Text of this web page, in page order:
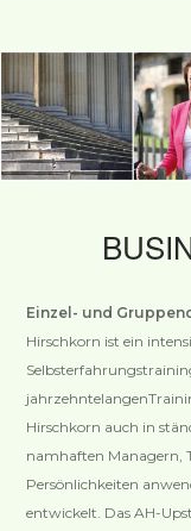
Einzel- und
Hirschkorn ist ein
Hirschkorn auch in
namhaften Managern,
Persönlichkeiten
entwickelt. Das AH-